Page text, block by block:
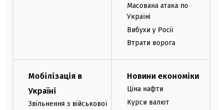
Масована атака по
Україні
Вибухи у Росії
Втрати ворога
Мобілізація в
Україні
Звільнення з військової
Новини економіки
Ціна нафти
Курси валют